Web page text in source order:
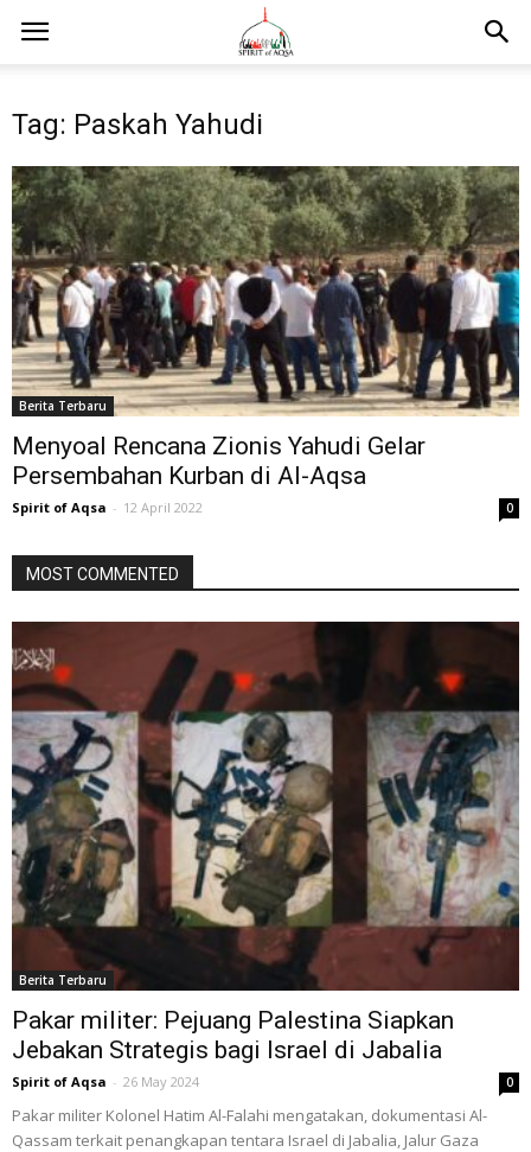
Tag: Paskah Yahudi
Berita Terbaru
Menyoal Rencana Zionis Yahudi Gelar
Persembahan Kurban di Al-Aqsa
Spirit of Aqsa - 12 April 2022 0
MOST COMMENTED
Berita Terbaru
Pakar militer: Pejuang Palestina Siapkan
Jebakan Strategis bagi Israel di Jabalia
Spirit of Aqsa - 26 May 2024 0
Pakar militer Kolonel Hatim Al-Falahi mengatakan, dokumentasi Al-
Qassam terkait penangkapan tentara Israel di Jabalia, Jalur Gaza